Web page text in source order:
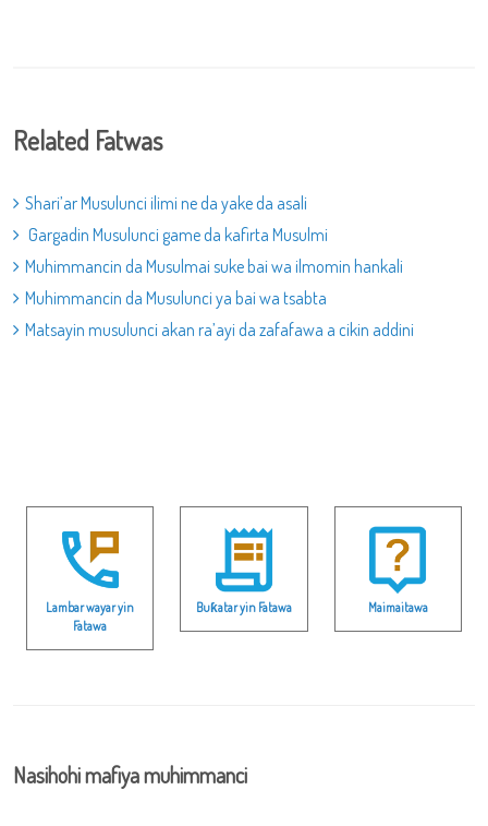
Related Fatwas
Shari’ar Musulunci ilimi ne da yake da asali
Gargadin Musulunci game da kafirta Musulmi
Muhimmancin da Musulmai suke bai wa ilmomin hankali
Muhimmancin da Musulunci ya bai wa tsabta
Matsayin musulunci akan ra’ayi da zafafawa a cikin addini
Lambar wayar yin
Fatawa
Buƙatar yin Fatawa Maimaitawa
Nasihohi mafiya muhimmanci